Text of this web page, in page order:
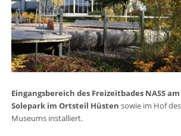
Eingangsbereich des Freizeitbades NASS am
Solepark im Ortsteil Hüsten sowie im Hof
Museums installiert.